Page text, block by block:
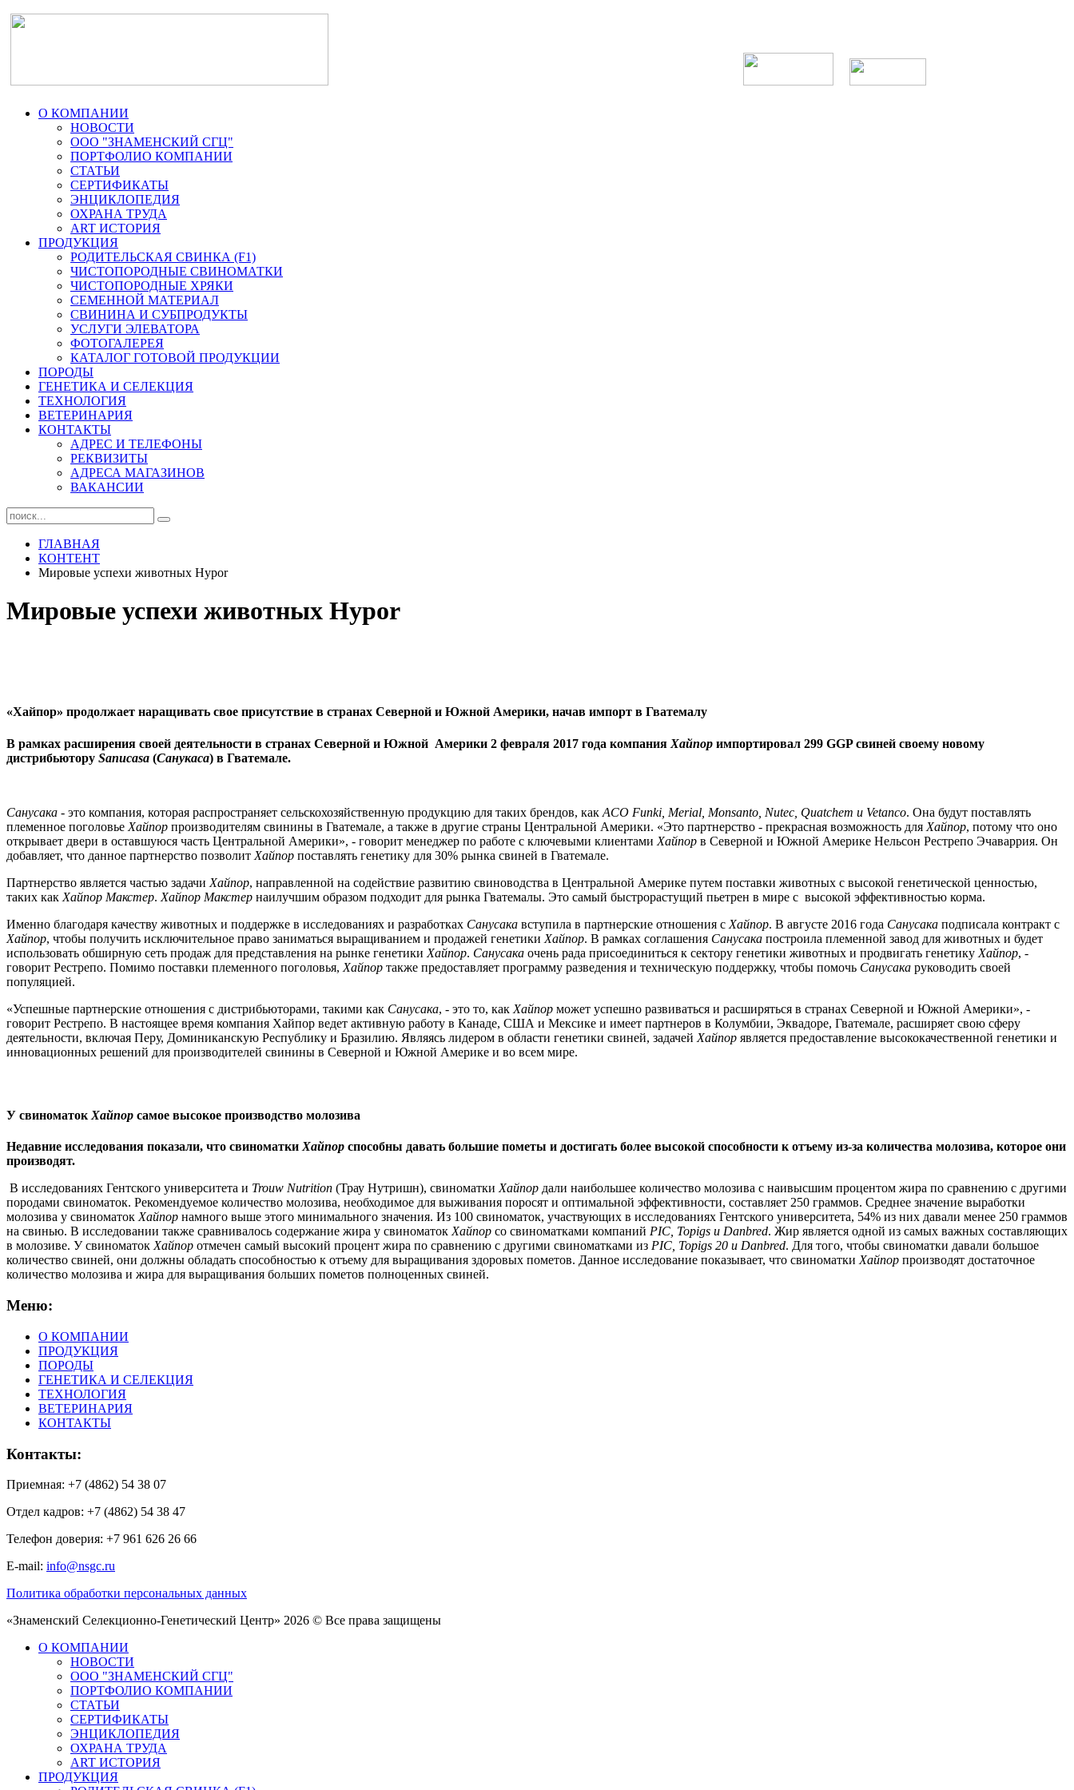
О КОМПАНИИ
НОВОСТИ
ООО "ЗНАМЕНСКИЙ СГЦ"
ПОРТФОЛИО КОМПАНИИ
СТАТЬИ
СЕРТИФИКАТЫ
ЭНЦИКЛОПЕДИЯ
ОХРАНА ТРУДА
ART ИСТОРИЯ
ПРОДУКЦИЯ
РОДИТЕЛЬСКАЯ СВИНКА (F1)
ЧИСТОПОРОДНЫЕ СВИНОМАТКИ
ЧИСТОПОРОДНЫЕ ХРЯКИ
СЕМЕННОЙ МАТЕРИАЛ
СВИНИНА И СУБПРОДУКТЫ
УСЛУГИ ЭЛЕВАТОРА
ФОТОГАЛЕРЕЯ
КАТАЛОГ ГОТОВОЙ ПРОДУКЦИИ
ПОРОДЫ
ГЕНЕТИКА И СЕЛЕКЦИЯ
ТЕХНОЛОГИЯ
ВЕТЕРИНАРИЯ
КОНТАКТЫ
АДРЕС И ТЕЛЕФОНЫ
РЕКВИЗИТЫ
АДРЕСА МАГАЗИНОВ
ВАКАНСИИ
ГЛАВНАЯ
КОНТЕНТ
Мировые успехи животных Hypor
Мировые успехи животных Hypor
«Хайпор» продолжает наращивать свое присутствие в странах Северной и Южной Америки, начав импорт в Гватемалу
В рамках расширения своей деятельности в странах Северной и Южной Америки 2 февраля 2017 года компания Хайпор импортировал 299 GGP свиней своему новому
дистрибьютору Sanucasa (Санукаса) в Гватемале.
Санусака - это компания, которая распространяет сельскохозяйственную продукцию для таких брендов, как ACO Funki, Merial, Monsanto, Nutec, Quatchem и Vetanco. Она будут поставлять
племенное поголовье Хайпор производителям свинины в Гватемале, а также в другие страны Центральной Америки. «Это партнерство - прекрасная возможность для Хайпор, потому что оно
открывает двери в оставшуюся часть Центральной Америки», - говорит менеджер по работе с ключевыми клиентами Хайпор в Северной и Южной Америке Нельсон Рестрепо Эчаваррия. Он
добавляет, что данное партнерство позволит Хайпор поставлять генетику для 30% рынка свиней в Гватемале.
Партнерство является частью задачи Хайпор, направленной на содействие развитию свиноводства в Центральной Америке путем поставки животных с высокой генетической ценностью,
таких как Хайпор Макстер. Хайпор Макстер наилучшим образом подходит для рынка Гватемалы. Это самый быстрорастущий пьетрен в мире с высокой эффективностью корма.
Именно благодаря качеству животных и поддержке в исследованиях и разработках Санусака вступила в партнерские отношения с Хайпор. В августе 2016 года Санусака подписала контракт с
Хайпор, чтобы получить исключительное право заниматься выращиванием и продажей генетики Хайпор. В рамках соглашения Санусака построила племенной завод ​​для животных и будет
использовать обширную сеть продаж для представления на рынке генетики Хайпор. Санусака очень рада присоединиться к сектору генетики животных и продвигать генетику Хайпор, -
говорит Рестрепо. Помимо поставки племенного поголовья, Хайпор также предоставляет программу разведения и техническую поддержку, чтобы помочь Санусака руководить своей
популяцией.
«Успешные партнерские отношения с дистрибьюторами, такими как Санусака, - это то, как Хайпор может успешно развиваться и расширяться в странах Северной и Южной Америки», -
говорит Рестрепо. В настоящее время компания Хайпор ведет активную работу в Канаде, США и Мексике и имеет партнеров в Колумбии, Эквадоре, Гватемале, расширяет свою сферу
деятельности, включая Перу, Доминиканскую Республику и Бразилию. Являясь лидером в области генетики свиней, задачей Хайпор является предоставление высококачественной генетики и
инновационных решений для производителей свинины в Северной и Южной Америке и во всем мире.
У свиноматок Хайпор самое высокое производство молозива
Недавние исследования показали, что свиноматкиХайпор способны давать большие пометы и достигать более высокой способности к отъему из-за количества молозива, которое они
производят.
В исследованиях Гентского университета и Trouw Nutrition (Трау Нутришн), свиноматкиХайпор дали наибольшее количество молозива с наивысшим процентом жира по сравнению с другими
породами свиноматок. Рекомендуемое количество молозива, необходимое для выживания поросят и оптимальной эффективности, составляет 250 граммов. Среднее значение выработки
молозива у свиноматокХайпор намного выше этого минимального значения. Из 100 свиноматок, участвующих в исследованиях Гентского университета, 54% из них давали менее 250 граммов
на свинью. В исследовании также сравнивалось содержание жира у свиноматокХайпор со свиноматками компаний PIC, Topigs и Danbred. Жир является одной из самых важных составляющих
в молозиве. У свиноматокХайпор отмечен самый высокий процент жира по сравнению с другими свиноматками из PIC, Topigs 20 и Danbred. Для того, чтобы свиноматки давали большое
количество свиней, они должны обладать способностью к отъему для выращивания здоровых пометов. Данное исследование показывает, что свиноматкиХайпор производят достаточное
количество молозива и жира для выращивания больших пометов полноценных свиней.
Меню:
О КОМПАНИИ
ПРОДУКЦИЯ
ПОРОДЫ
ГЕНЕТИКА И СЕЛЕКЦИЯ
ТЕХНОЛОГИЯ
ВЕТЕРИНАРИЯ
КОНТАКТЫ
Контакты:
Приемная: +7 (4862) 54 38 07
Отдел кадров: +7 (4862) 54 38 47
Телефон доверия: +7 961 626 26 66
E-mail: info@nsgc.ru
Политика обработки персональных данных
«Знаменский Селекционно-Генетический Центр» 2026 © Все права защищены
О КОМПАНИИ
НОВОСТИ
ООО "ЗНАМЕНСКИЙ СГЦ"
ПОРТФОЛИО КОМПАНИИ
СТАТЬИ
СЕРТИФИКАТЫ
ЭНЦИКЛОПЕДИЯ
ОХРАНА ТРУДА
ART ИСТОРИЯ
ПРОДУКЦИЯ